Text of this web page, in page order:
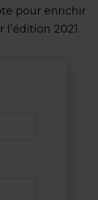
pour enrichir
2021.